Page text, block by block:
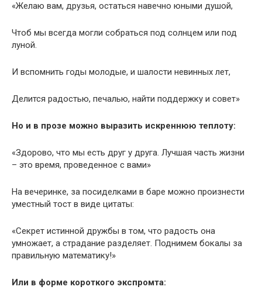
«Желаю вам, друзья, остаться навечно юными душой,
Чтоб мы всегда могли собраться под солнцем или под
луной.
И вспомнить годы молодые, и шалости невинных лет,
Делится радостью, печалью, найти поддержку и совет»
Но и в прозе можно выразить искреннюю теплоту:
«Здорово, что мы есть друг у друга. Лучшая часть жизни
– это время, проведенное с вами»
На вечеринке, за посиделками в баре можно произнести
уместный тост в виде цитаты:
«Секрет истинной дружбы в том, что радость она
умножает, а страдание разделяет. Поднимем бокалы за
правильную математику!»
Или в форме короткого экспромта: